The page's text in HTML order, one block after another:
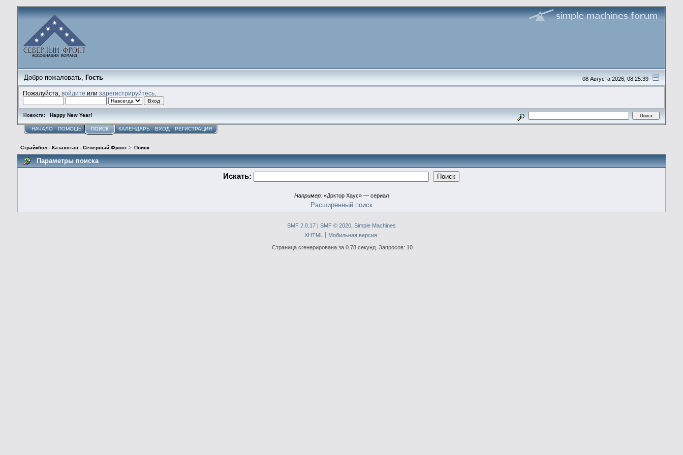
08 Августа 2026, 08:25:39
Добро пожаловать, Гость
Пожалуйста, войдите или зарегистрируйтесь.
Новости: Happy New Year!
НАЧАЛО ПОМОЩЬ ПОИСК КАЛЕНДАРЬ ВХОД РЕГИСТРАЦИЯ
Страйкбол - Казахстан - Северный Фронт > Поиск
Параметры поиска
Искать:
Например: «Доктор Хаус» — сериал
Расширенный поиск
SMF 2.0.17| SMF © 2020, Simple Machines
XHTML
Мобильная версия
Страница сгенерирована за 0.78 секунд. Запросов: 10.